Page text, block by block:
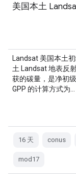
美国本土
Landsat 美国本土
土 Landsat 地表反
获的碳量，是净初
GPP 的计算方式为…
16 天 conus
mod17